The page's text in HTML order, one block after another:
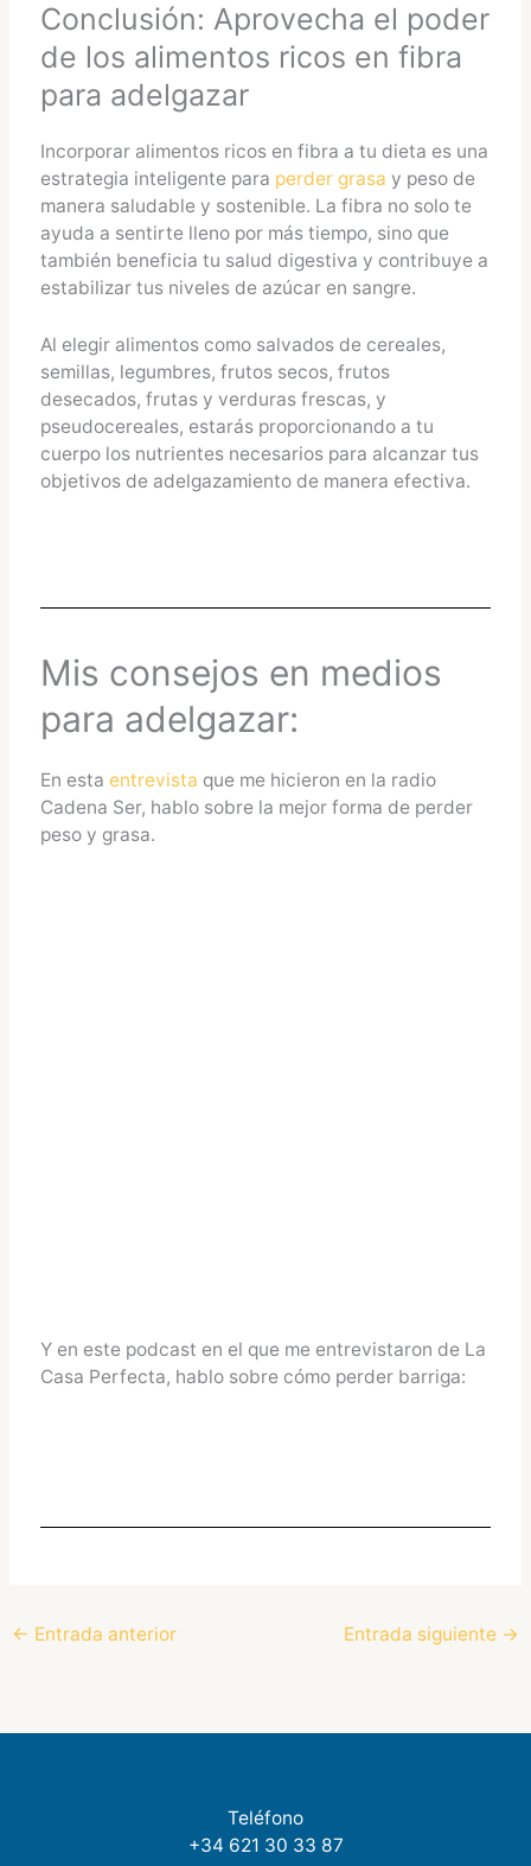
Conclusión: Aprovecha el poder
de los alimentos ricos en fibra
para adelgazar
Incorporar alimentos ricos en fibra a tu dieta es una
estrategia inteligente para perder grasa y peso de
manera saludable y sostenible. La fibra no solo te
ayuda a sentirte lleno por más tiempo, sino que
también beneficia tu salud digestiva y contribuye a
estabilizar tus niveles de azúcar en sangre.
Al elegir alimentos como salvados de cereales,
semillas, legumbres, frutos secos, frutos
desecados, frutas y verduras frescas, y
pseudocereales, estarás proporcionando a tu
cuerpo los nutrientes necesarios para alcanzar tus
objetivos de adelgazamiento de manera efectiva.
Mis consejos en medios
para adelgazar:
En esta entrevista que me hicieron en la radio
Cadena Ser, hablo sobre la mejor forma de perder
peso y grasa.
Y en este podcast en el que me entrevistaron de La
Casa Perfecta, hablo sobre cómo perder barriga:
← Entrada anterior Entrada siguiente →
Teléfono
+34 621 30 33 87